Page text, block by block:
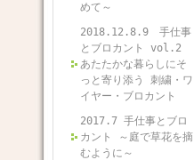
めて～
2018.12.8.9 手仕事
とブロカント vol.2
あたたかな暮らしにそ
っと寄り添う 刺繍・ワ
イヤー・ブロカント
2017.7 手仕事とブロ
カント ～庭で草花を摘
むように～